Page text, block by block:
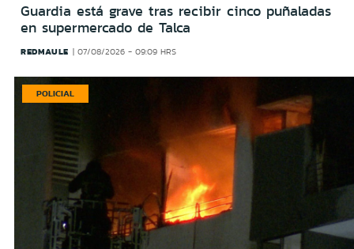
Guardia está grave tras recibir cinco puñaladas
en supermercado de Talca
REDMAULE 07/08/2026 - 09:09 HRS
POLICIAL